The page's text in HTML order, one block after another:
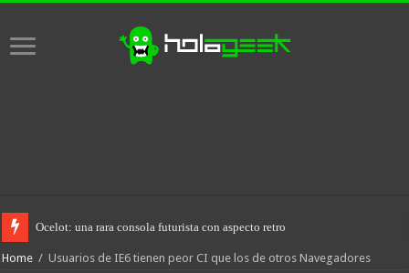
Ocelot: una rara consola futurista con aspecto retro
Home / Usuarios de IE6 tienen peor CI que los de otros Navegadores